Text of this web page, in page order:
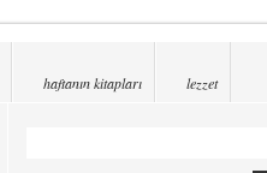
haftanın kitapları lezzet